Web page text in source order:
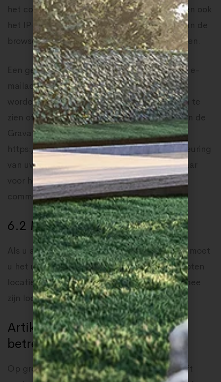
het commentaarformulier worden getoond, en ook
het IP-adres van de bezoeker en de agent van de
browsergebruiker om spam te helpen opsporen.
Een geanonimiseerde string gemaakt van uw e-
mailadres (ook wel een hash genoemd) kan
worden verstrekt aan de Gravatar service om te
zien of u deze gebruikt. Het privacybeleid van de
Gravatarservice is hier beschikbaar:
https://automattic.com/privacy/. Na goedkeuring
van uw commentaar is uw profielfoto zichtbaar
voor het publiek in de context van uw
commentaar.
6.2 Media
Als u afbeeldingen naar de website uploadt, moet
u het uploaden van afbeeldingen met ingesloten
locatiegegevens (EXIF GPS) vermijden daarmee
zijn locatiegegevens niet openbaar.
Artikel 7 – Uw rechten met
betrekking tot uw gegevens
Op grond van artikel 13 lid 2 sub b AVG heeft